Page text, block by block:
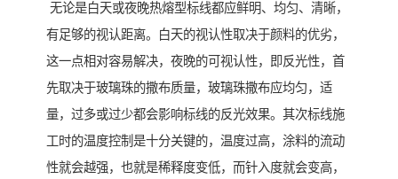
无论是白天或夜晚热熔型标线都应鲜明、均匀、清晰，
有足够的视认距离。白天的视认性取决于颜料的优劣，
这一点相对容易解决，夜晚的可视认性，即反光性，首
先取决于玻璃珠的撒布质量，玻璃珠撒布应均匀，适
量，过多或过少都会影响标线的反光效果。其次标线施
工时的温度控制是十分关键的，温度过高，涂料的流动
性就会越强，也就是稀释度变低，而针入度就会变高，